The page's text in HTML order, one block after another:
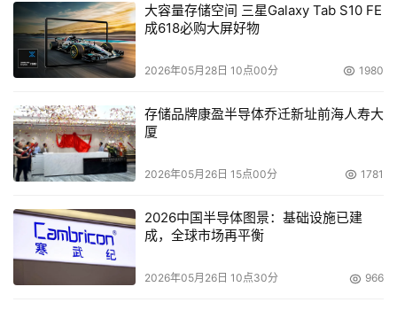
大容量存储空间 三星Galaxy Tab S10 FE
成618必购大屏好物
2026年05月28日 10点00分 1980
存储品牌康盈半导体乔迁新址前海人寿大
厦
2026年05月26日 15点00分 1781
2026中国半导体图景：基础设施已建
成，全球市场再平衡
2026年05月26日 10点30分 966